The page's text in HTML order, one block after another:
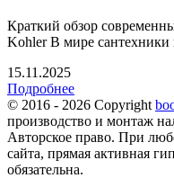
Краткий обзор
Kohler В мире
15.11.2025
Подробнее
© 2016 - 2026 Copyright
производство и монтаж
Авторское право. При
сайта, прямая активная
обязательна.